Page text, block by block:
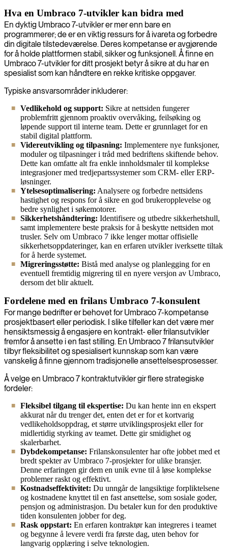
Hva en Umbraco 7-utvikler kan bidra med
En dyktig Umbraco 7-utvikler er mer enn bare en
programmerer; de er en viktig ressurs for å ivareta og forbedre
din digitale tilstedeværelse. Deres kompetanse er avgjørende
for å holde plattformen stabil, sikker og funksjonell. Å finne en
Umbraco 7-utvikler for ditt prosjekt betyr å sikre at du har en
spesialist som kan håndtere en rekke kritiske oppgaver.
Typiske ansvarsområder inkluderer:
Vedlikehold og support: Sikre at nettsiden fungerer
problemfritt gjennom proaktiv overvåking, feilsøking og
løpende support til interne team. Dette er grunnlaget for en
stabil digital plattform.
Videreutvikling og tilpasning: Implementere nye funksjoner,
moduler og tilpasninger i tråd med bedriftens skiftende behov.
Dette kan omfatte alt fra enkle innholdsmaler til komplekse
integrasjoner med tredjepartssystemer som CRM- eller ERP-
løsninger.
Ytelsesoptimalisering: Analysere og forbedre nettsidens
hastighet og respons for å sikre en god brukeropplevelse og
bedre synlighet i søkemotorer.
Sikkerhetshåndtering: Identifisere og utbedre sikkerhetshull,
samt implementere beste praksis for å beskytte nettsiden mot
trusler. Selv om Umbraco 7 ikke lenger mottar offisielle
sikkerhetsoppdateringer, kan en erfaren utvikler iverksette tiltak
for å herde systemet.
Migreringsstøtte: Bistå med analyse og planlegging for en
eventuell fremtidig migrering til en nyere versjon av Umbraco,
dersom det blir aktuelt.
Fordelene med en frilans Umbraco 7-konsulent
For mange bedrifter er behovet for Umbraco 7-kompetanse
prosjektbasert eller periodisk. I slike tilfeller kan det være mer
hensiktsmessig å engasjere en kontrakt- eller frilansutvikler
fremfor å ansette i en fast stilling. En Umbraco 7 frilansutvikler
tilbyr fleksibilitet og spesialisert kunnskap som kan være
vanskelig å finne gjennom tradisjonelle ansettelsesprosesser.
Å velge en Umbraco 7 kontraktutvikler gir flere strategiske
fordeler:
Fleksibel tilgang til ekspertise: Du kan hente inn en ekspert
akkurat når du trenger det, enten det er for et kortvarig
vedlikeholdsoppdrag, et større utviklingsprosjekt eller for
midlertidig styrking av teamet. Dette gir smidighet og
skalerbarhet.
Dybdekompetanse: Frilanskonsulenter har ofte jobbet med et
bredt spekter av Umbraco 7-prosjekter for ulike bransjer.
Denne erfaringen gir dem en unik evne til å løse komplekse
problemer raskt og effektivt.
Kostnadseffektivitet: Du unngår de langsiktige forpliktelsene
og kostnadene knyttet til en fast ansettelse, som sosiale goder,
pensjon og administrasjon. Du betaler kun for den produktive
tiden konsulenten jobber for deg.
Rask oppstart: En erfaren kontraktør kan integreres i teamet
og begynne å levere verdi fra første dag, uten behov for
langvarig opplæring i selve teknologien.